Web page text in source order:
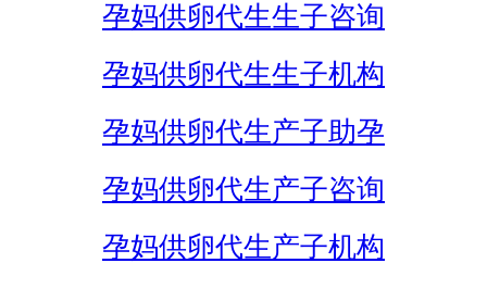
孕妈供卵代生生子咨询
孕妈供卵代生生子机构
孕妈供卵代生产子助孕
孕妈供卵代生产子咨询
孕妈供卵代生产子机构